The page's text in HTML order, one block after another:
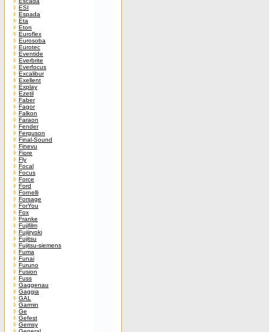
ESI
Espada
Eta
Eton
Euroflex
Eurosoba
Eurotec
Eventide
Everbrite
Everfocus
Excalibur
Exellent
Explay
Ezetil
Faber
Fagor
Falkon
Faraon
Fender
Ferguson
Final-Sound
Finevu
Fiore
Fly
Focal
Focus
Force
Ford
Fornelli
Forsage
ForYou
Fox
Franke
Fujifilm
Fujiiryoki
Fujitsu
Fujitsu-siemens
Fuma
Funai
Furuno
Fusion
Fuss
Gaggenau
Gaggia
GAL
Garmin
Ge
Gefest
Gemsy